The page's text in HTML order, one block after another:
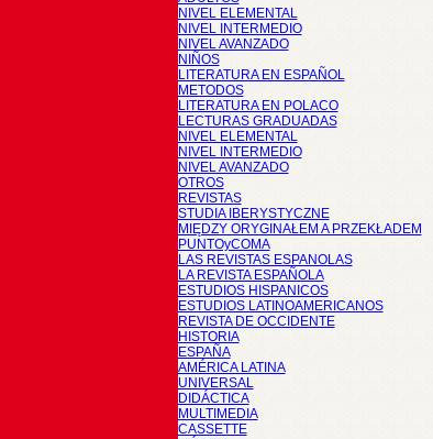
NIVEL ELEMENTAL
NIVEL INTERMEDIO
NIVEL AVANZADO
NIÑOS
LITERATURA EN ESPAÑOL
METODOS
LITERATURA EN POLACO
LECTURAS GRADUADAS
NIVEL ELEMENTAL
NIVEL INTERMEDIO
NIVEL AVANZADO
OTROS
REVISTAS
STUDIA IBERYSTYCZNE
MIĘDZY ORYGINAŁEM A PRZEKŁADEM
PUNTOyCOMA
LAS REVISTAS ESPANOLAS
LA REVISTA ESPAÑOLA
ESTUDIOS HISPANICOS
ESTUDIOS LATINOAMERICANOS
REVISTA DE OCCIDENTE
HISTORIA
ESPAÑA
AMÉRICA LATINA
UNIVERSAL
DIDÁCTICA
MULTIMEDIA
CASSETTE